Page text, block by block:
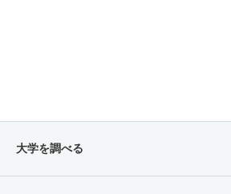
大学を調べる